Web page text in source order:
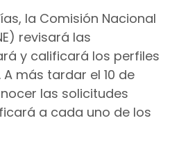
la Comisión Nacional
revisará las
y calificará los perfiles
más tardar el 10 de
las solicitudes
a cada uno de los